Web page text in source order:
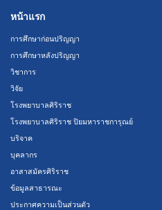
หน้าแรก
การศึกษาก่อนปริญญา
การศึกษาหลังปริญญา
วิชาการ
วิจัย
โรงพยาบาลศิริราช
โรงพยาบาลศิริราช ปิยมหาราชการุณย์
บริจาค
บุคลากร
อาสาสมัครศิริราช
ข้อมูลสาธารณะ
ประกาศความเป็นส่วนตัว